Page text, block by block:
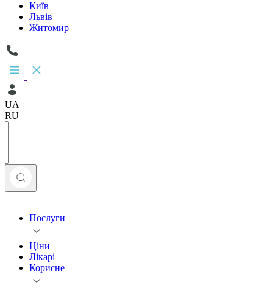
Київ
Львів
Житомир
UA
RU
Послуги
Ціни
Лікарі
Корисне